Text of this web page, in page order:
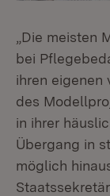
„Die meisten
bei
ihren eigenen
des
in ihrer
Übergang in
möglich